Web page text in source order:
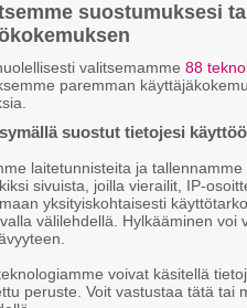
suostumuksesi
valitsemamme 88
paremman
suostut tietojesi
laitetunnisteita ja
sivuista, joilla vierailit, IP-
yksityiskohtaisesti
välilehdellä. Hylkääminen voi
voivat käsitellä
peruste. Voit vastustaa tätä tai